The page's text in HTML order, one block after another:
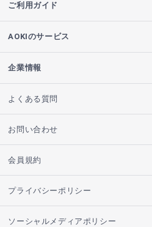
ご利用ガイド
AOKIのサービス
企業情報
よくある質問
お問い合わせ
会員規約
プライバシーポリシー
ソーシャルメディアポリシー